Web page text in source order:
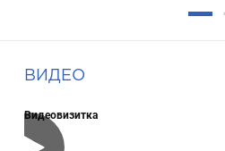
ВИДЕО
Видеовизитка